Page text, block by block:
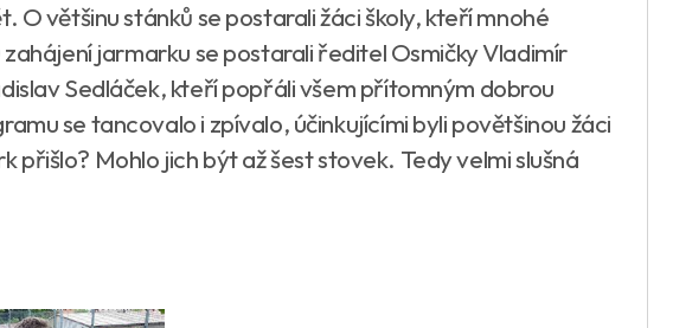
O většinu stánků se postarali žáci školy, kteří mnohé
jarmarku se postarali ředitel Osmičky Vladimír
Sedláček, kteří popřáli všem přítomným dobrou
se tancovalo i zpívalo, účinkujícími byli povětšinou žáci
přišlo? Mohlo jich být až šest stovek. Tedy velmi slušná